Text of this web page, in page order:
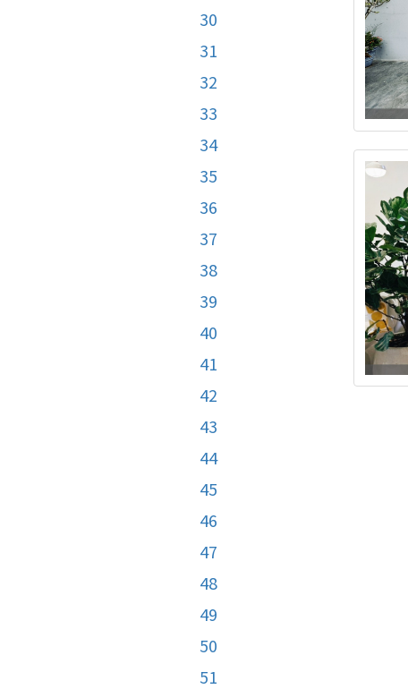
30
31
32
33
34
35
36
37
38
39
40
41
42
43
44
45
46
47
48
49
50
51